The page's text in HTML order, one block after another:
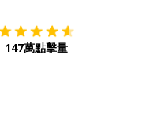
147萬點擊量